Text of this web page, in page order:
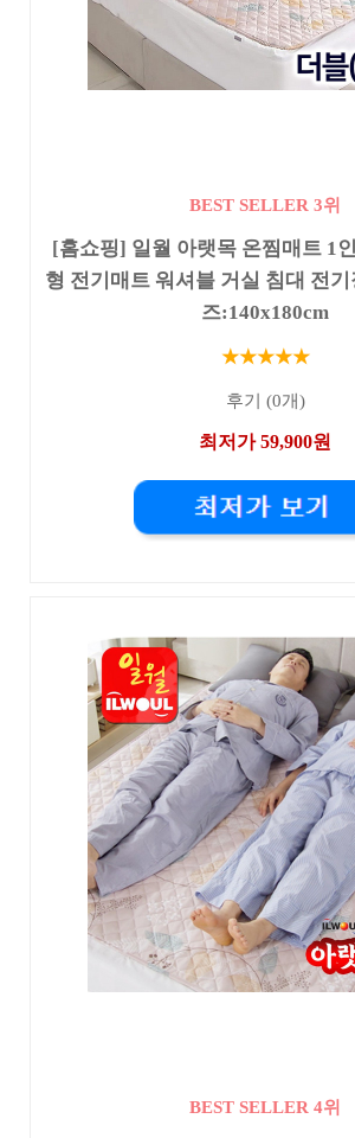
BEST SELLER 3위
[홈쇼핑] 일월 아랫목 온찜매트 1
형 전기매트 워셔블 거실 침대 전기
즈:140x180cm
★★★★★
후기 (0개)
최저가 59,900원
BEST SELLER 4위